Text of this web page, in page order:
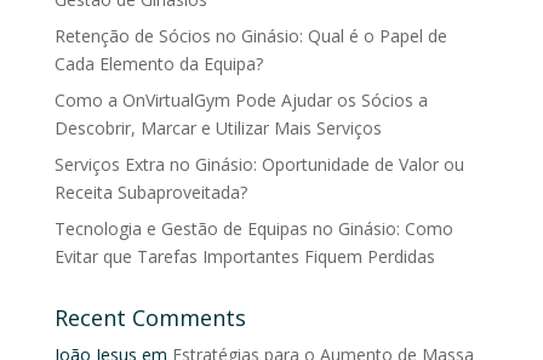
Retenção de Sócios no Ginásio: Qual é o Papel de
Cada Elemento da Equipa?
Como a OnVirtualGym Pode Ajudar os Sócios a
Descobrir, Marcar e Utilizar Mais Serviços
Serviços Extra no Ginásio: Oportunidade de Valor ou
Receita Subaproveitada?
Tecnologia e Gestão de Equipas no Ginásio: Como
Evitar que Tarefas Importantes Fiquem Perdidas
Recent Comments
João Jesus em Estratégias para o Aumento de Massa